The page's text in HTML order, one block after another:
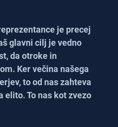
je precej
glavni cilj je vedno
da otroke in
Ker večina našega
to od nas zahteva
elito. To nas kot zvezo